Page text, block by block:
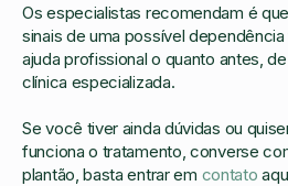
Os especialistas recomendam é
sinais de uma possível
ajuda profissional o quanto antes,
clínica especializada.
Se você tiver ainda dúvidas ou
funciona o tratamento, converse
plantão, basta entrar em contato